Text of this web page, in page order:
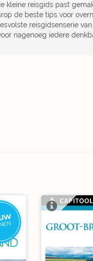
kleine reisgids past
de beste tips voor
reisgidsenserie
nagenoeg iedere